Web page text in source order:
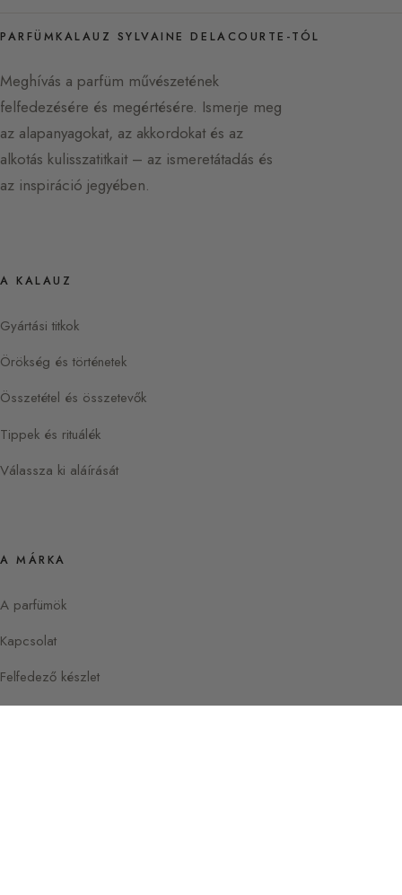
PARFÜMKALAUZ SYLVAINE DELACOURTE-TÓL
Meghívás a parfüm művészetének
felfedezésére és megértésére. Ismerje meg
az alapanyagokat, az akkordokat és az
alkotás kulisszatitkait – az ismeretátadás és
az inspiráció jegyében.
A KALAUZ
Gyártási titkok
Örökség és történetek
Összetétel és összetevők
Tippek és rituálék
Válassza ki aláírását
A MÁRKA
A parfümök
Kapcsolat
Felfedező készlet